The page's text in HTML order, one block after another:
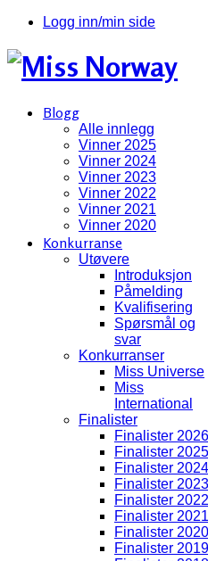
Logg inn/min side
Blogg
Alle innlegg
Vinner 2025
Vinner 2024
Vinner 2023
Vinner 2022
Vinner 2021
Vinner 2020
Konkurranse
Utøvere
Introduksjon
Påmelding
Kvalifisering
Spørsmål og
svar
Konkurranser
Miss Universe
Miss
International
Finalister
Finalister 2026
Finalister 2025
Finalister 2024
Finalister 2023
Finalister 2022
Finalister 2021
Finalister 2020
Finalister 2019